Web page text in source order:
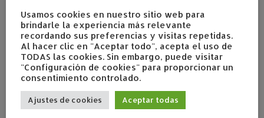
Cómo un restaurante puede aumentar ventas sin
Usamos cookies en nuestro sitio web para
brindarle la experiencia más relevante
recordando sus preferencias y visitas repetidas.
Al hacer clic en "Aceptar todo", acepta el uso de
TODAS las cookies. Sin embargo, puede visitar
"Configuración de cookies" para proporcionar un
consentimiento controlado.
Ajustes de cookies Aceptar todas